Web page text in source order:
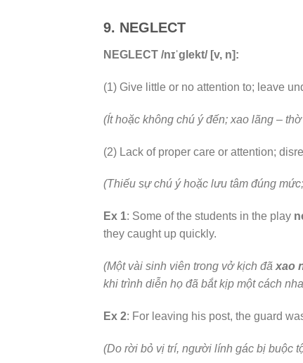
9. NEGLECT
NEGLECT /nɪˈɡlekt/ [v, n]:
(1) Give little or no attention to; leave
(Ít hoặc không chú ý đến; xao lãng –
(2) Lack of proper care or attention;
(Thiếu sự chú ý hoặc lưu tâm đúng
Ex 1: Some of the students in the play
they caught up quickly.
(Một vài sinh viên trong vở kịch đã xao
khi trình diễn họ đã bắt kịp một cách
Ex 2: For leaving his post, the guard
(Do rời bỏ vị trí, người lính gác bị buộc